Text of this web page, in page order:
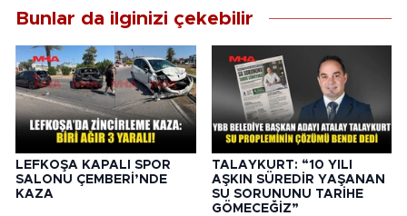
Bunlar da ilginizi çekebilir
LEFKOŞA KAPALI SPOR
SALONU ÇEMBERİ’NDE
KAZA
TALAYKURT: “10 YILI
AŞKIN SÜREDİR YAŞANAN
SU SORUNUNU TARİHE
GÖMECEĞİZ”